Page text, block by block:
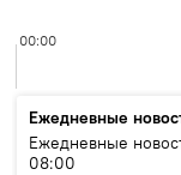
00:00
Ежедневные
Ежедневные
08:00